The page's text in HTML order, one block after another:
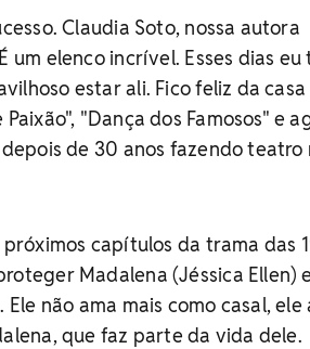
Claudia Soto, nossa autora
um elenco incrível. Esses dias eu
estar ali. Fico feliz da casa
"Dança dos Famosos" e
de 30 anos fazendo teatro
capítulos da trama das
Madalena (Jéssica Ellen)
não ama mais como casal, ele
que faz parte da vida dele.